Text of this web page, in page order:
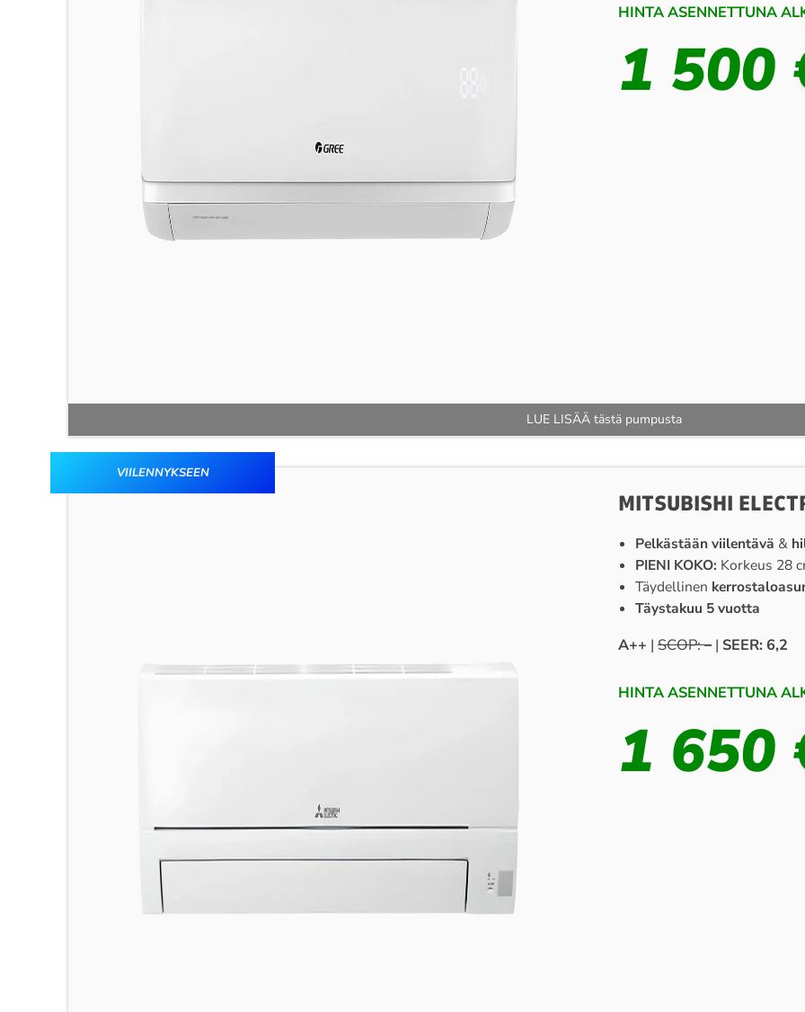
HINTA ASENNETTUNA
1 500
LUE LISÄÄ tästä pumpusta
VIILENNYKSEEN
MITSUBISHI
Pelkästään viilentävä &
PIENI KOKO: Korkeus 28
Täydellinen
Täystakuu 5 vuotta
A++ | SCOP: –| SEER: 6,2
HINTA ASENNETTUNA
1 650